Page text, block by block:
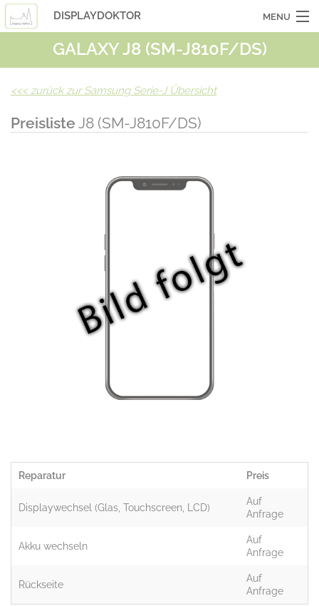
DISPLAYDOKTOR MENU
OCASSIONSGERÄTE
GALAXY J8 (SM-J810F/DS)
<<<zurück zur Samsung Serie-J Übersicht
Preisliste J8 (SM-J810F/DS)
Reparatur Preis
Displaywechsel (Glas, Touchscreen, LCD)
Auf
Anfrage
Akku wechseln
Auf
Anfrage
Rückseite
Auf
Anfrage